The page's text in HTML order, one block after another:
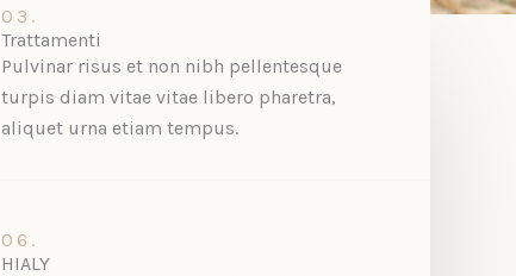
03.
Trattamenti
Pulvinar risus et non nibh pellentesque
turpis diam vitae vitae libero pharetra,
aliquet urna etiam tempus.
06.
HIALY